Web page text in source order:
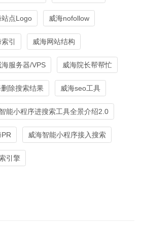
站点Logo 威海nofollow
引 威海网站结构
海服务器/VPS 威海院长帮帮忙
删除搜索结果 威海seo工具
能小程序进搜索工具全景介绍2.0
PR 威海智能小程序接入搜索
引擎